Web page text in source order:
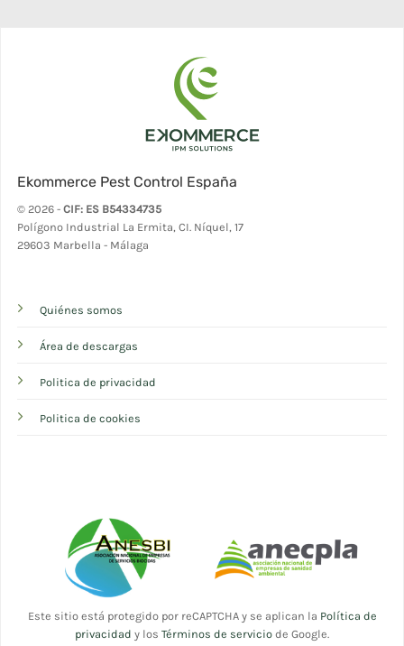
Ekommerce Pest Control España
© 2026 -CIF: ES B54334735
Polígono Industrial La Ermita, CI. Níquel, 17
29603 Marbella - Málaga
Quiénes somos
Área de descargas
Politica de privacidad
Politica de cookies
Este sitio está protegido por reCAPTCHA y se aplican la Política de
privacidad y los Términos de servicio de Google.